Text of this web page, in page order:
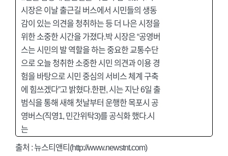
시장은 이날 출근길 버스에서 시민들의 생동
감이 있는 의견을 청취하는 등 더 나은 시정을
위한 소중한 시간을 가졌다.박 시장은 “공영버
스는 시민의 발 역할을 하는 중요한 교통수단
으로 오늘 청취한 소중한 시민 의견과 이용 경
험을 바탕으로 시민 중심의 서비스 체계 구축
에 힘쓰겠다”고 밝혔다.한편, 시는 지난 6일 출
범식을 통해 새해 첫날부터 운행한 목포시 공
영버스(직영1, 민간위탁3)를 공식화 했다.시
는
출처 :뉴스티앤티(http://www.newstnt.com)